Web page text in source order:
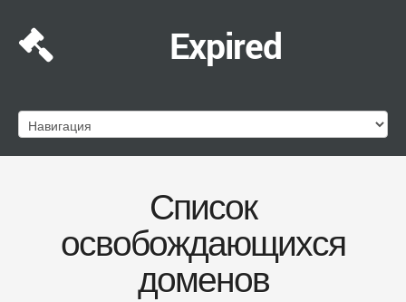
Expired
Список
освобождающихся
доменов